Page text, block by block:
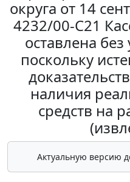
округа от 14
4232/00-С21
оставлена
поскольку
наличия
средств на
Актуальную версию